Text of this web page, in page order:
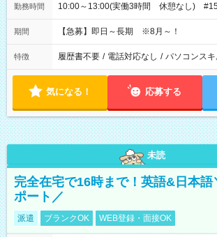
勤務時間 10:00～13:00(実働3時間 休憩なし)
期間 【急募】即日～長期 ※8月～！
特徴 履歴書不要 / 電話対応なし / パソコンス
気になる！ 応募する
未読
完全在宅で16時まで！英語&日本語
ポート／
派遣 ブランクOK WEB登録・面接OK